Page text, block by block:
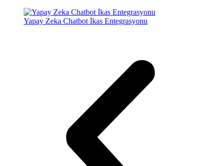
Yapay Zeka Chatbot İkas Entegrasyonu